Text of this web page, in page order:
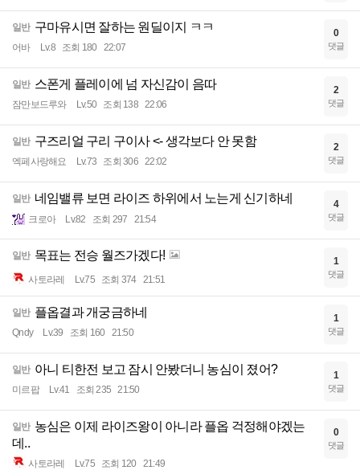
일반 구마유시면 잘하는 원딜이지 ㅋㅋ
어바 Lv.8 조회 180 22:07
0
댓글
일반 스폰게 플레이에 넘 자신감이 음따
잠만보드루와 Lv.50 조회 138 22:06
2
댓글
일반 구즈리얼 구리 구이사 <- 생각보다 안 못함
엑페사랑해요 Lv.73 조회 306 22:02
2
댓글
일반 네임밸류 보면 라이즈 하위에서 노는게 신기하네
크로아 Lv.82 조회 297 21:54
4
댓글
일반 목표는 전승 월즈가겠다!
사토라레 Lv.75 조회 374 21:51
1
댓글
일반 플옵결과 개궁금하네
Qndy Lv.39 조회 160 21:50
1
댓글
일반 아니 티한전 보고 잠시 안봤더니 농심이 졌어?
미르팝 Lv.41 조회 235 21:50
1
댓글
일반 농심은 이제 라이즈왕이 아니라 플옵 걱정해야겠는
데..
사토라레 Lv.75 조회 120 21:49
0
댓글